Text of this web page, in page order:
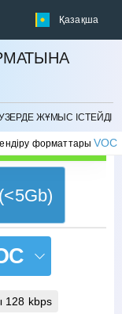
Қазақша
ЖҰМЫС ІСТЕЙДІ
форматтарыVOC
128 kbps